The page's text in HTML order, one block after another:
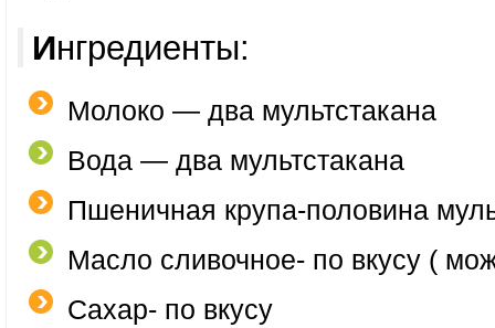
Ингредиенты:
Молоко — два мультстакана
Вода — два мультстакана
Пшеничная крупа-половина
Масло сливочное- по вкусу (
Сахар- по вкусу